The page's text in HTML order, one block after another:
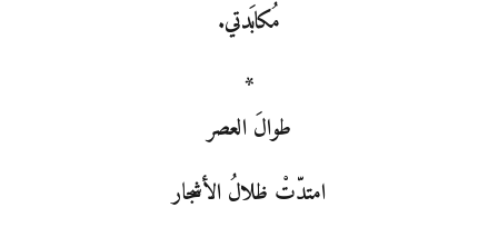
مُكابَدتي.
*
طوالَ العصر
امتدّتْ ظلالُ الأشجار